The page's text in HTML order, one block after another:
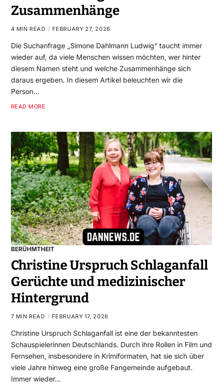
Zusammenhänge
4 MIN READ FEBRUARY 27, 2026
Die Suchanfrage „Simone Dahlmann Ludwig“ taucht immer
wieder auf, da viele Menschen wissen möchten, wer hinter
diesem Namen steht und welche Zusammenhänge sich
daraus ergeben. In diesem Artikel beleuchten wir die
Person…
READ MORE
BERÜHMTHEIT
Christine Urspruch Schlaganfall
Gerüchte und medizinischer
Hintergrund
7 MIN READ FEBRUARY 17, 2026
Christine Urspruch Schlaganfall ist eine der bekanntesten
Schauspielerinnen Deutschlands. Durch ihre Rollen in Film und
Fernsehen, insbesondere in Krimiformaten, hat sie sich über
viele Jahre hinweg eine große Fangemeinde aufgebaut.
Immer wieder…